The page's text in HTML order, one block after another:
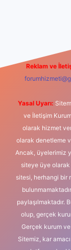
Reklam ve
Yasal Uyarı:
ve İletişim
olarak hizmet
olarak denetleme
Ancak, üyelerimiz
siteye üye olarak
sitesi, herhangi bir
paylaşılmaktadır.
olup, gerçek
Gerçek kurum
Sitemiz, kar